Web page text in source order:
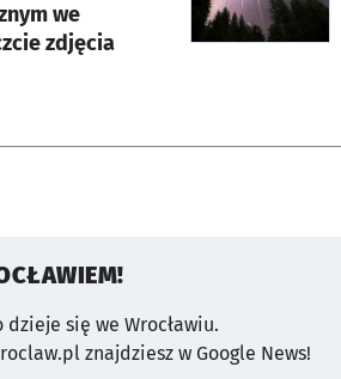
we
zdjęcia
się we Wrocławiu.
znajdziesz w Google News!